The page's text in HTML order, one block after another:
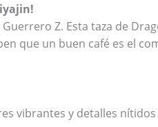
Z. Esta taza de
que un buen café es el
vibrantes y detalles